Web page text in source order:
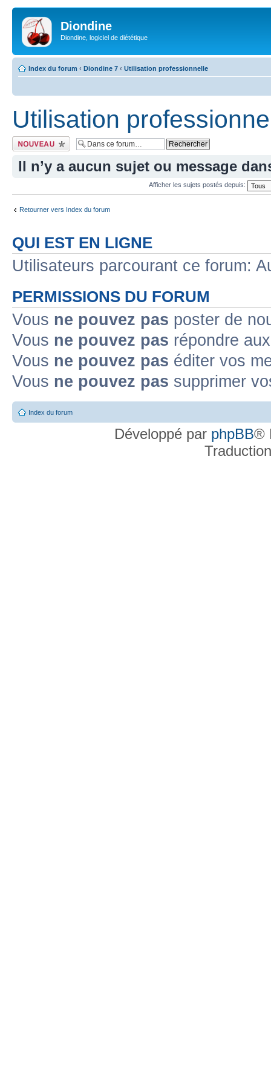
Diondine
Diondine, logiciel de diététique
Index du forum ‹ Diondine 7 ‹ Utilisation professionnelle
Utilisation
Écrire un nouveau
sujet
Il n’y a aucun sujet ou message
Afficher les sujets postés depuis:
Retourner vers Index du forum
QUI EST EN LIGNE
Utilisateurs parcourant ce forum:
PERMISSIONS DU FORUM
Vous ne pouvez pas poster de
Vous ne pouvez pas répondre
Vous ne pouvez pas éditer vos
Vous ne pouvez pas supprimer
Index du forum
Développé par phpBB®